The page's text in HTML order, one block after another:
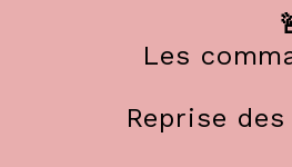
Les
Reprise